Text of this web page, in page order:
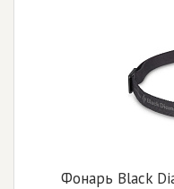
Фонарь Black